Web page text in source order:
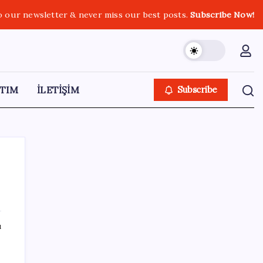
our newsletter & never miss our best posts.Subscribe Now!
İLETİŞİM Subscribe